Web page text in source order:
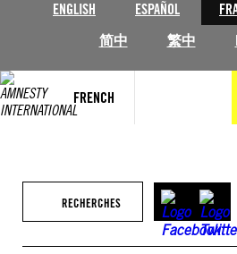
ENGLISH ESPAÑOL
简中
繁中
FRENCH
RECHERCHES